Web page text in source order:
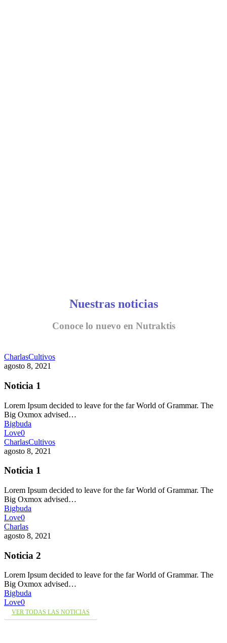
Nuestras noticias
Conoce lo nuevo en Nutraktis
CharlasCultivos
agosto 8, 2021
Noticia 1
Lorem Ipsum decided to leave for the far World of Grammar. The
Big Oxmox advised…
Bigbuda
Love0
CharlasCultivos
agosto 8, 2021
Noticia 1
Lorem Ipsum decided to leave for the far World of Grammar. The
Big Oxmox advised…
Bigbuda
Love0
Charlas
agosto 8, 2021
Noticia 2
Lorem Ipsum decided to leave for the far World of Grammar. The
Big Oxmox advised…
Bigbuda
Love0
VER TODAS LAS NOTICIAS